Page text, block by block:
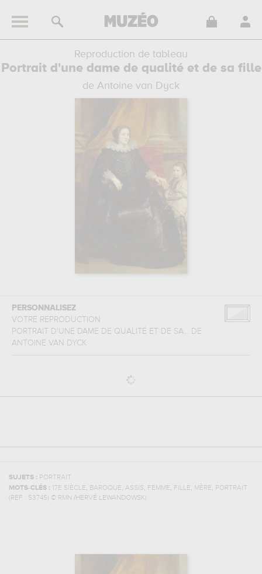
Reproduction de tableau
Portrait d'une dame de qualité et de sa fille
de Antoine van Dyck
PERSONNALISEZ
VOTRE REPRODUCTION
PORTRAIT D'UNE DAME DE QUALITÉ ET DE SA... DE
ANTOINE VAN DYCK
SUJETS : PORTRAIT
MOTS-CLÉS :
17E SIÈCLE, BAROQUE, ASSIS, FEMME, FILLE, MÈRE, PORTRAIT
(REF : 53745) © RMN /HERVÉ LEWANDOWSKI